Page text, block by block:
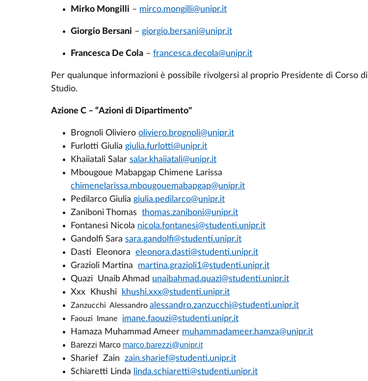
Mirko Mongilli – mirco.mongilli@unipr.it
Giorgio Bersani – giorgio.bersani@unipr.it
Francesca De Cola –francesca.decola@unipr.it
Per qualunque informazioni è possibile rivolgersi al proprio Presidente di Corso di
Studio.
Azione C – “Azioni di Dipartimento"
Brognoli Oliviero oliviero.brognoli@unipr.it
Furlotti Giulia giulia.furlotti@unipr.it
Khaiiatali Salar salar.khaiiatali@unipr.it
Mbougoue Mabapgap Chimene Larissa
chimenelarissa.mbougouemabapgap@unipr.it
Pedilarco Giulia giulia.pedilarco@unipr.it
Zaniboni Thomas
thomas.zaniboni@unipr.it
Fontanesi Nicola nicola.fontanesi@studenti.unipr.it
Gandolfi Sara sara.gandolfi@studenti.unipr.it
Dasti
Eleonora
eleonora.dasti@studenti.unipr.it
Grazioli Martina
martina.grazioli1@studenti.unipr.it
Quazi
Unaib Ahmad unaibahmad.quazi@studenti.unipr.it
Xxx Khushi
khushi.xxx@studenti.unipr.it
Zanzucchi Alessandroalessandro.zanzucchi@studenti.unipr.it
Faouzi Imane
imane.faouzi@studenti.unipr.it
Hamaza Muhammad Ameer muhammadameer.hamza@unipr.it
Barezzi Marco marco.barezzi@unipr.it
Sharief Zainzain.sharief@studenti.unipr.it
Schiaretti Linda
linda.schiaretti@studenti.unipr.it